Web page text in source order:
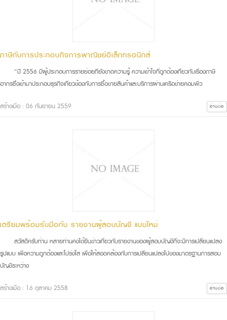
ภาษีกับการประกอบกิจการพาณิชย์อิเล็กทรอนิกส์
“ปี 2556 มีผู้ประกอบการรายย่อยที่ยังขาดความรู้ ความเข้าใจที่ถูกต้องเกี่ยวกับเรื่องภาษี
อากรซึ่งเข้ามาประกอบธุรกิจเกี่ยวข้องกับการซื้อขายสินค้าและบริการผ่านเครือข่ายคอมพิว
สร้างเมื่อ : 06 กันยายน 2559 อ่านต่อ
เตรียมพร้อมรับมือกับ รายงานผู้สอบบัญชี แบบใหม่
สวัสดีครับท่าน หลายท่านคงได้ยินข่าวเกี่ยวกับรายงานของผู้สอบบัญชีที่จะมีการเปลี่ยนแปลง
รูปแบบ เพื่อความถูกต้องและโปร่งใส เพื่อให้สอดคล้องกับการเปลี่ยนแปลงไปของมาตรฐานการสอบ
บัญชีระหว่าง
สร้างเมื่อ : 16 ตุลาคม 2558 อ่านต่อ